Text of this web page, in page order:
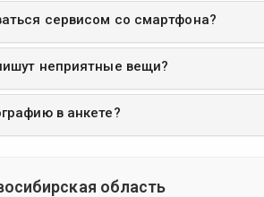
сервисом со смартфона?
неприятные вещи?
в анкете?
область